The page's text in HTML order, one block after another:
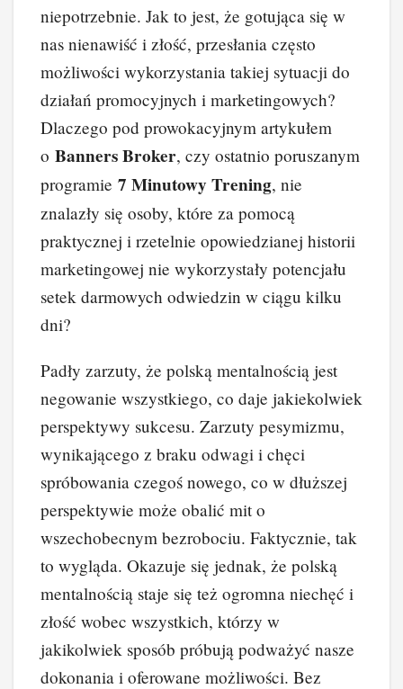
niepotrzebnie. Jak to jest, że gotująca się w
nas nienawiść i złość, przesłania często
możliwości wykorzystania takiej sytuacji do
działań promocyjnych i marketingowych?
Dlaczego pod prowokacyjnym artykułem
o Banners Broker, czy ostatnio poruszanym
programie 7 Minutowy Trening, nie
znalazły się osoby, które za pomocą
praktycznej i rzetelnie opowiedzianej historii
marketingowej nie wykorzystały potencjału
setek darmowych odwiedzin w ciągu kilku
dni?
Padły zarzuty, że polską mentalnością jest
negowanie wszystkiego, co daje jakiekolwiek
perspektywy sukcesu. Zarzuty pesymizmu,
wynikającego z braku odwagi i chęci
spróbowania czegoś nowego, co w dłuższej
perspektywie może obalić mit o
wszechobecnym bezrobociu. Faktycznie, tak
to wygląda. Okazuje się jednak, że polską
mentalnością staje się też ogromna niechęć i
złość wobec wszystkich, którzy w
jakikolwiek sposób próbują podważyć nasze
dokonania i oferowane możliwości. Bez